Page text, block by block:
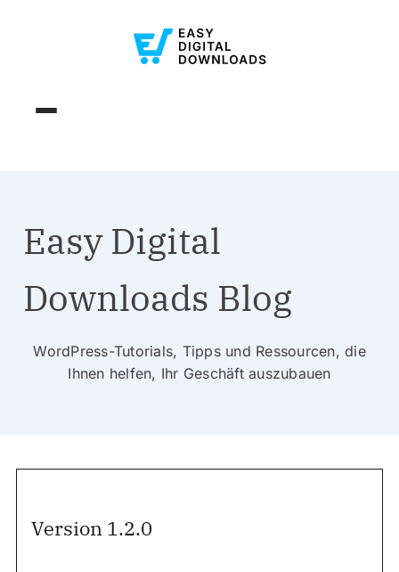
Easy Digital
Downloads Blog
WordPress-Tutorials, Tipps und Ressourcen, die
Ihnen helfen, Ihr Geschäft auszubauen
Version 1.2.0